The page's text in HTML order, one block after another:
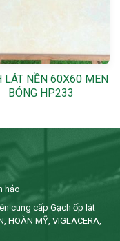
LÁT NỀN 60X60 MEN
BÓNG HP233
hảo
cung cấp Gạch ốp lát
HOÀN MỸ, VIGLACERA,